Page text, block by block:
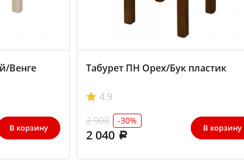
Венге
В корзину
Табурет ПН Орех/Бук пластик
4.9
2 900
-30%
2 040 В корзину